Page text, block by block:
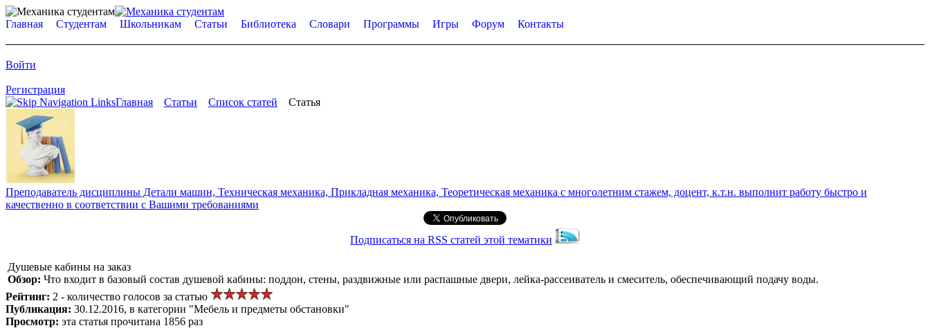
Главная Студентам Школьникам Статьи Библиотека Словари Программы Игры Форум Контакты
Войти
Регистрация
Главная
Статьи Список статей Статья
Преподаватель дисциплины Детали машин, Техническая механика, Прикладная механика, Теоретическая механика с многолетним стажем, доцент, к.т.н. выполнит работу быстро и
качественно в соответствии с Вашими требованиями
Подписаться на RSS статей этой тематики
Душевые кабины на заказ
Обзор: Что входит в базовый состав душевой кабины: поддон, стены, раздвижные или распашные двери, лейка-рассеиватель и смеситель, обеспечивающий подачу воды.
Рейтинг: 2 - количество голосов за статью
Публикация: 30.12.2016, в категории "Мебель и предметы обстановки"
Просмотр: эта статья прочитана 1856 раз